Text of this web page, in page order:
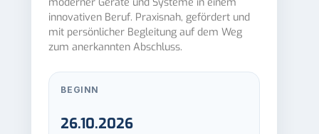
innovativen Beruf. Praxisnah, gefördert und
mit persönlicher Begleitung auf dem Weg
zum anerkannten Abschluss.
BEGINN
26.10.2026